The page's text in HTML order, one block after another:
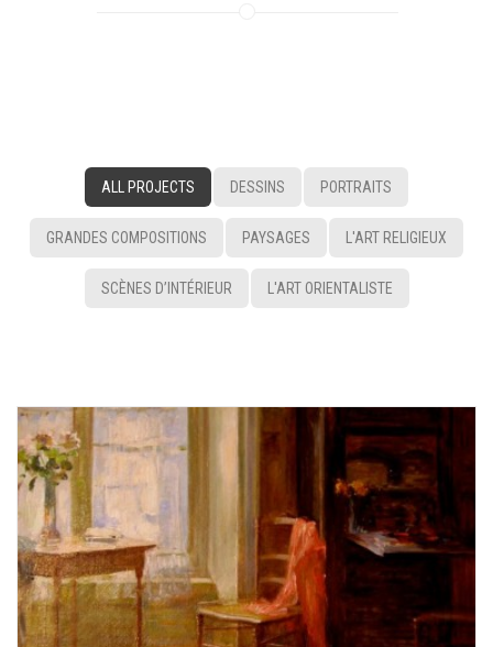
ALL PROJECTS DESSINS PORTRAITS
GRANDES COMPOSITIONS PAYSAGES L'ART RELIGIEUX
SCÈNES D’INTÉRIEUR L'ART ORIENTALISTE